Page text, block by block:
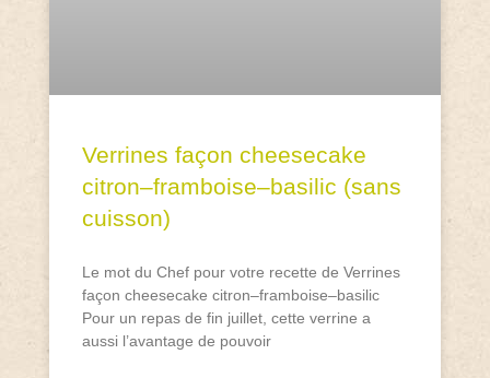
Verrines façon cheesecake
citron–framboise–basilic (sans
cuisson)
Le mot du Chef pour votre recette de Verrines
façon cheesecake citron–framboise–basilic
Pour un repas de fin juillet, cette verrine a
aussi l’avantage de pouvoir